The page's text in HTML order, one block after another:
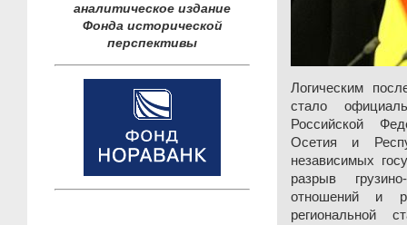
аналитическое издание
Фонда исторической
перспективы
Логическим
стало
Российской
Осетия и
независимых
разрыв
отношений и
региональной